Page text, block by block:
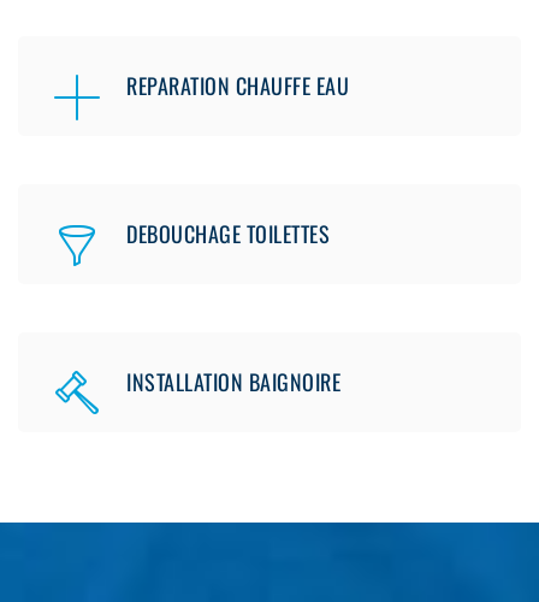
REPARATION CHAUFFE EAU
DEBOUCHAGE TOILETTES
INSTALLATION BAIGNOIRE